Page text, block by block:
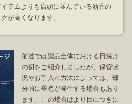
テムよりも店頭に並んでいる新品の
が高くなります。
前述では製品全体における日焼け
の例をご紹介しましたが、保管状
況やお手入れ方法によっては、部
分的に褪色が発生する場合もあり
ます。この場合はより目につきに